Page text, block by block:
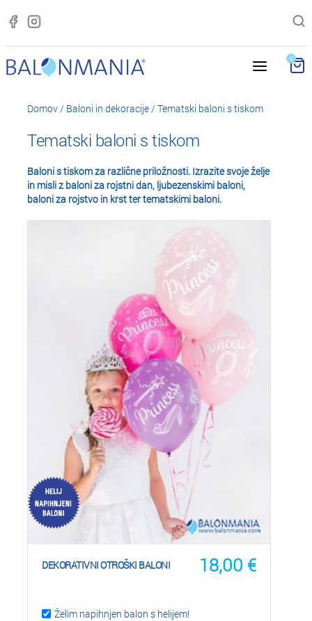
0
Domov/ Baloni in dekoracije/ Tematski baloni s tiskom
Tematski baloni s tiskom
Baloni s tiskom za različne priložnosti. Izrazite svoje želje
in misli z baloni za rojstni dan, ljubezenskimi baloni,
baloni za rojstvo in krst ter tematskimi baloni.
18,00 €
DEKORATIVNI OTROŠKI BALONI
Želim napihnjen balon s helijem!